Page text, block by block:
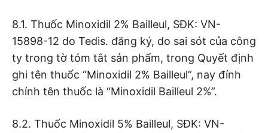
8.1. Thuốc Minoxidil 2% Bailleul, SĐK: VN-
15898-12 do Tedis. đăng ký, do sai sót của công
ty trong tờ tóm tắt sản phẩm, trong Quyết định
ghi tên thuốc “Minoxidil 2% Bailleul”, nay đính
chính tên thuốc là “Minoxidil Bailleul 2%”.
8.2. Thuốc Minoxidil 5% Bailleul, SĐK: VN-